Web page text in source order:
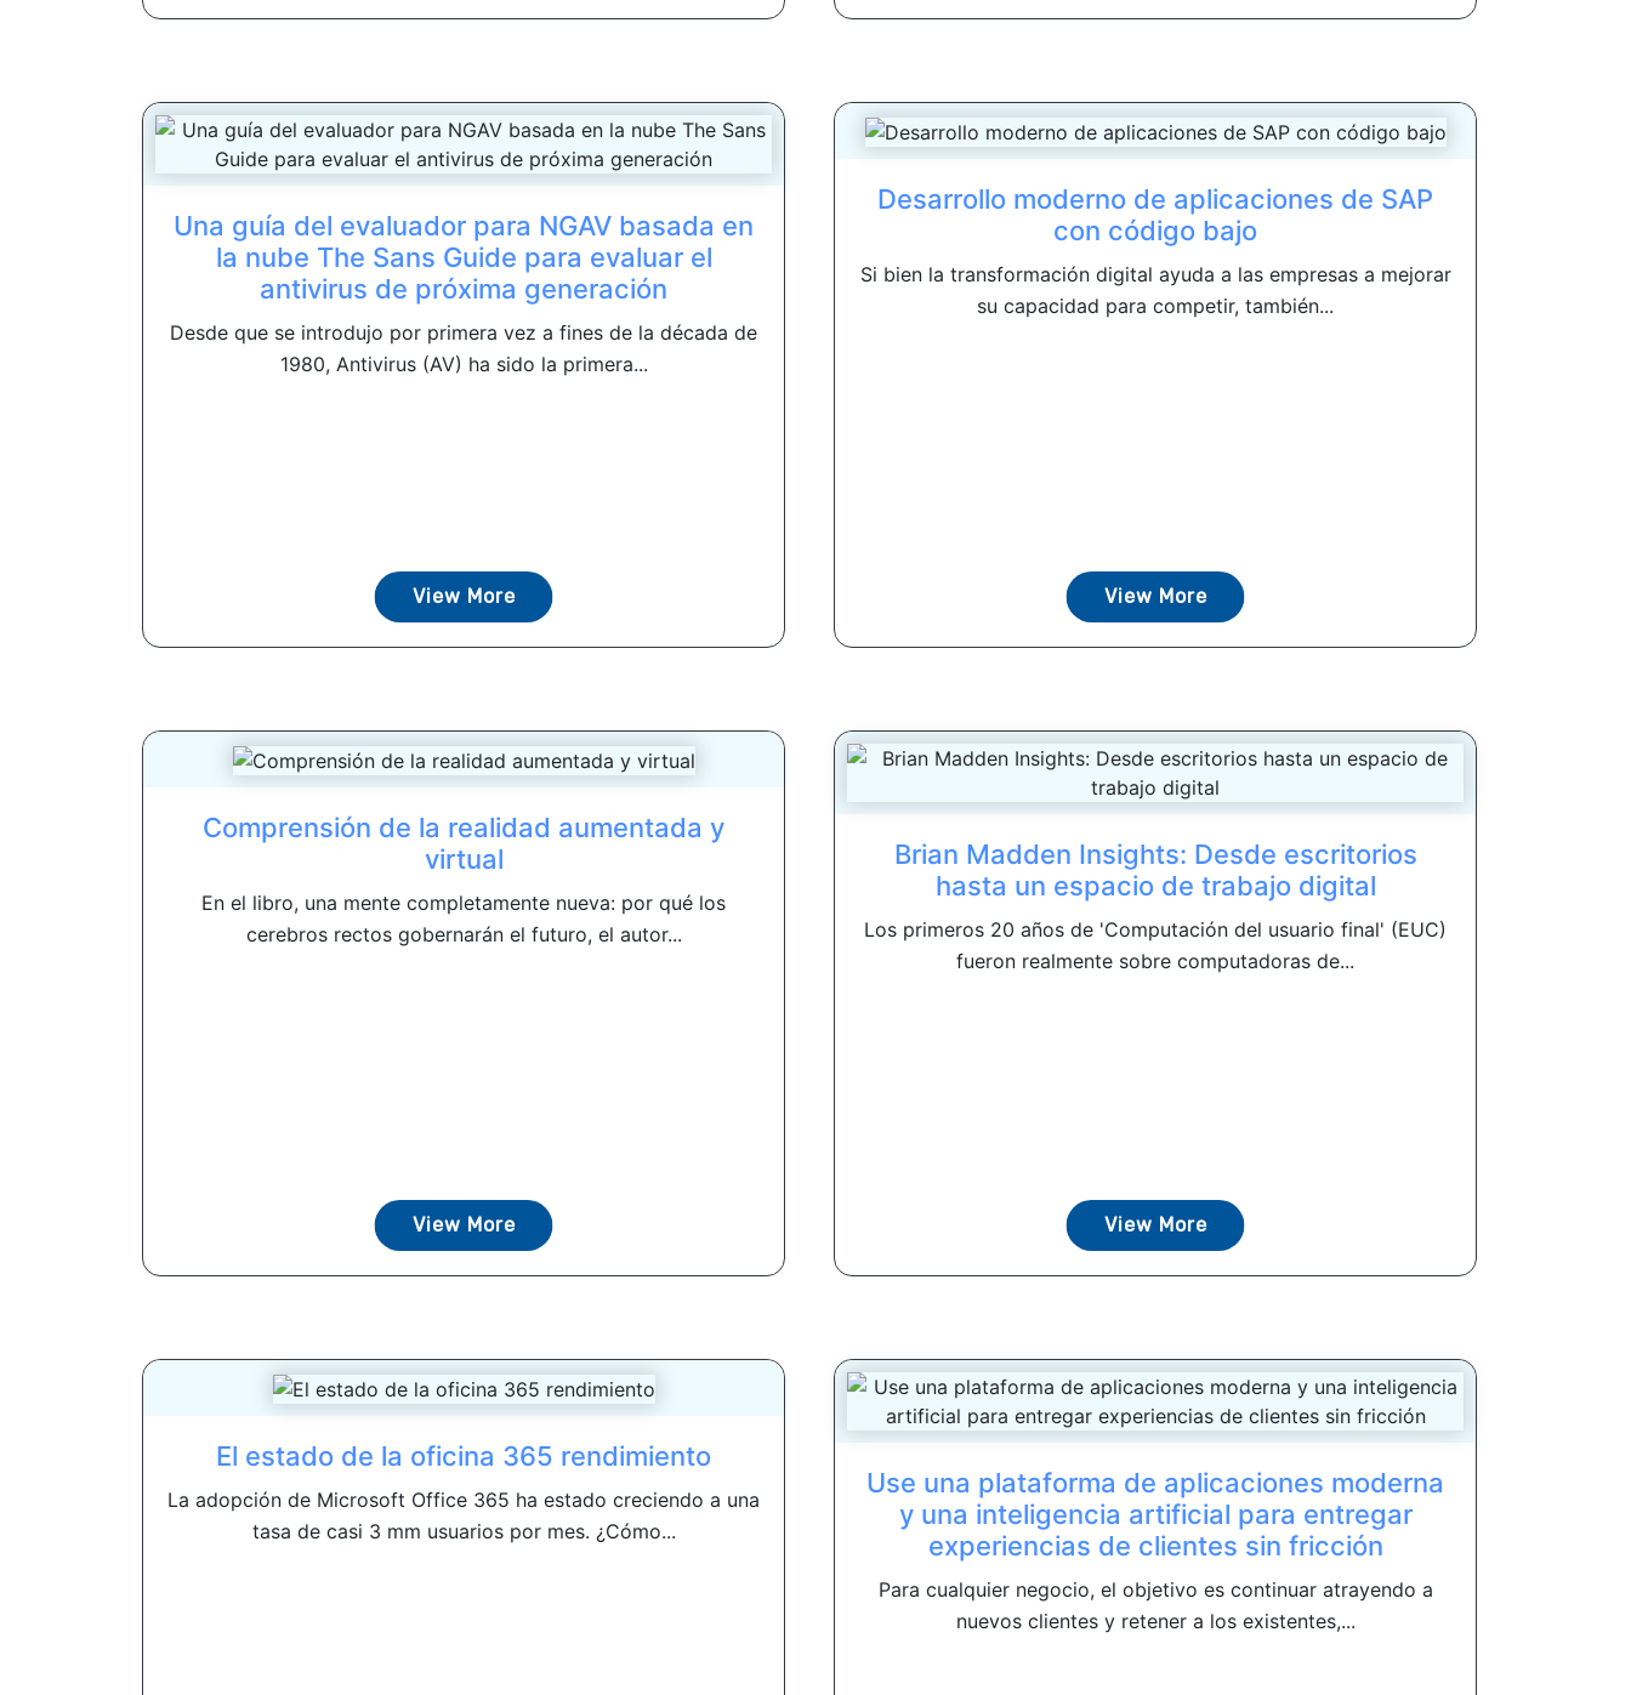
Una guía del evaluador para NGAV basada en
la nube The Sans Guide para evaluar el
antivirus de próxima generación
Desde que se introdujo por primera vez a fines de la década de
1980, Antivirus (AV) ha sido la primera...
View More
Desarrollo moderno de aplicaciones de SAP
con código bajo
Si bien la transformación digital ayuda a las empresas a mejorar
su capacidad para competir, también...
View More
Comprensión de la realidad aumentada y
virtual
En el libro, una mente completamente nueva: por qué los
cerebros rectos gobernarán el futuro, el autor...
View More
Brian Madden Insights: Desde escritorios
hasta un espacio de trabajo digital
Los primeros 20 años de 'Computación del usuario final' (EUC)
fueron realmente sobre computadoras de...
View More
El estado de la oficina 365 rendimiento
La adopción de Microsoft Office 365 ha estado creciendo a una
tasa de casi 3 mm usuarios por mes. ¿Cómo...
Use una plataforma de aplicaciones moderna
y una inteligencia artificial para entregar
experiencias de clientes sin fricción
Para cualquier negocio, el objetivo es continuar atrayendo a
nuevos clientes y retener a los existentes,...